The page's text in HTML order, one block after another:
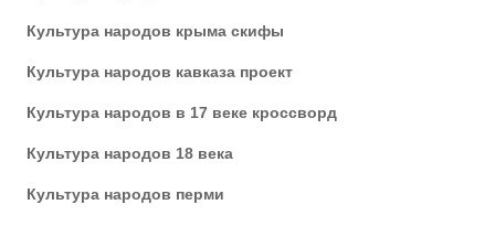
Культура народов крыма скифы
Культура народов кавказа проект
Культура народов в 17 веке кроссворд
Культура народов 18 века
Культура народов перми